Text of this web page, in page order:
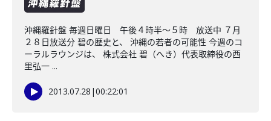
沖縄羅針盤 毎週日曜日 午後４時半～５時 放送中 ７月
２８日放送分 碧の歴史と、 沖縄の若者の可能性 今週のコ
ーラルラウンジは、 株式会社 碧（へき）代表取締役の西
里弘一 ...
2013.07.28 |00:22:01